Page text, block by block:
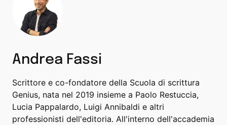
Andrea Fassi
Scrittore e co-fondatore della Scuola di scrittura
Genius, nata nel 2019 insieme a Paolo Restuccia,
Lucia Pappalardo, Luigi Annibaldi e altri
professionisti dell'editoria. All'interno dell'accademia